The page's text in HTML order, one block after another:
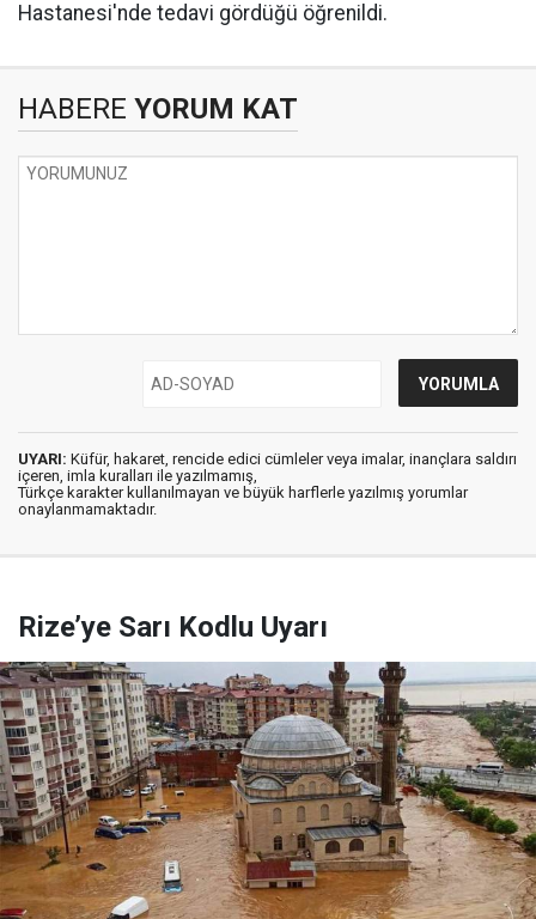
Hastanesi'nde tedavi gördüğü öğrenildi.
HABERE YORUM KAT
UYARI: Küfür, hakaret, rencide edici cümleler veya imalar, inançlara saldırı
içeren, imla kuralları ile yazılmamış,
Türkçe karakter kullanılmayan ve büyük harflerle yazılmış yorumlar
onaylanmamaktadır.
Rize’ye Sarı Kodlu Uyarı